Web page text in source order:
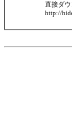
直接ダ
http://